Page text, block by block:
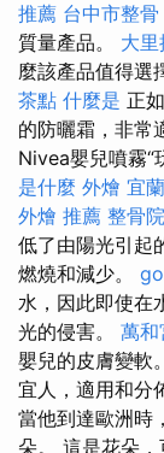
推薦 台中市整骨
質量產品。 大
麼該產品值得選
茶點 什麼是 正
的防曬霜，非常
Nivea嬰兒噴霧“
是什麼 外燴 宜蘭
外燴 推薦 整骨院
低了由陽光引起
燃燒和減少。
水，因此即使在
光的侵害。 萬和
嬰兒的皮膚變軟
宜人，適用和分
當他到達歐洲時
朵。 這是花朵